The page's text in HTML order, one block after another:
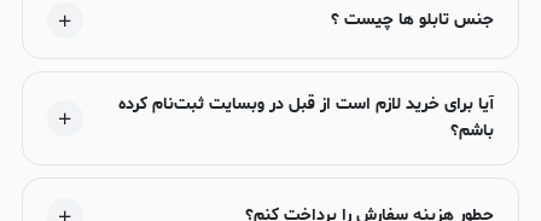
جنس تابلو ها چیست ؟
آیا برای خرید لازم است از قبل در وبسایت ثبت‌نام کرده
باشم؟
چطور هزینه سفارش را پرداخت کنم؟